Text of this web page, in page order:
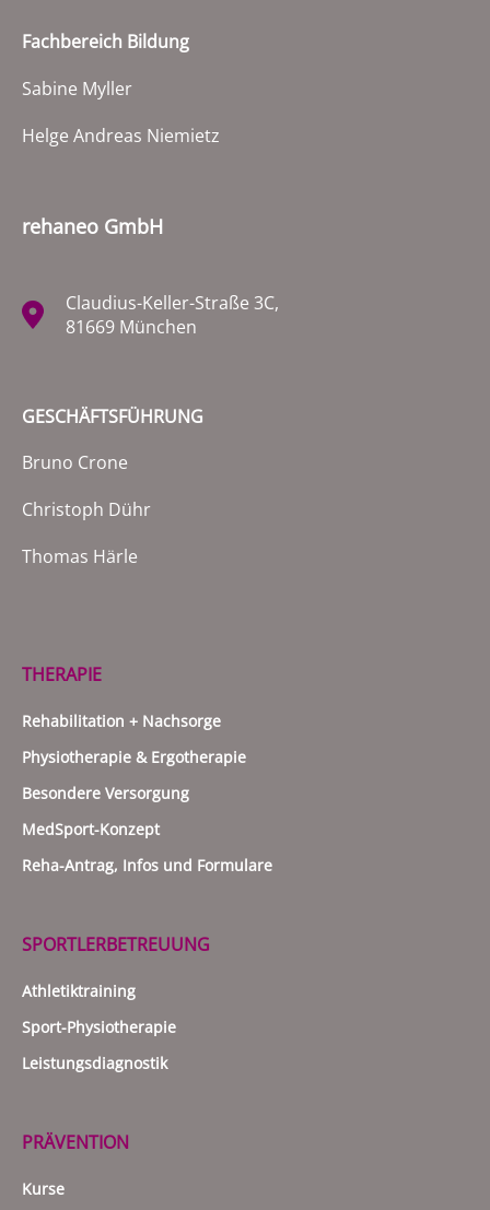
Fachbereich Bildung
Sabine Myller
Helge Andreas Niemietz
rehaneo GmbH
Claudius-Keller-Straße 3C,
81669 München
GESCHÄFTSFÜHRUNG
Bruno Crone
Christoph Dühr
Thomas Härle
THERAPIE
Rehabilitation + Nachsorge
Physiotherapie & Ergotherapie
Besondere Versorgung
MedSport-Konzept
Reha-Antrag, Infos und Formulare
SPORTLERBETREUUNG
Athletiktraining
Sport-Physiotherapie
Leistungsdiagnostik
PRÄVENTION
Kurse